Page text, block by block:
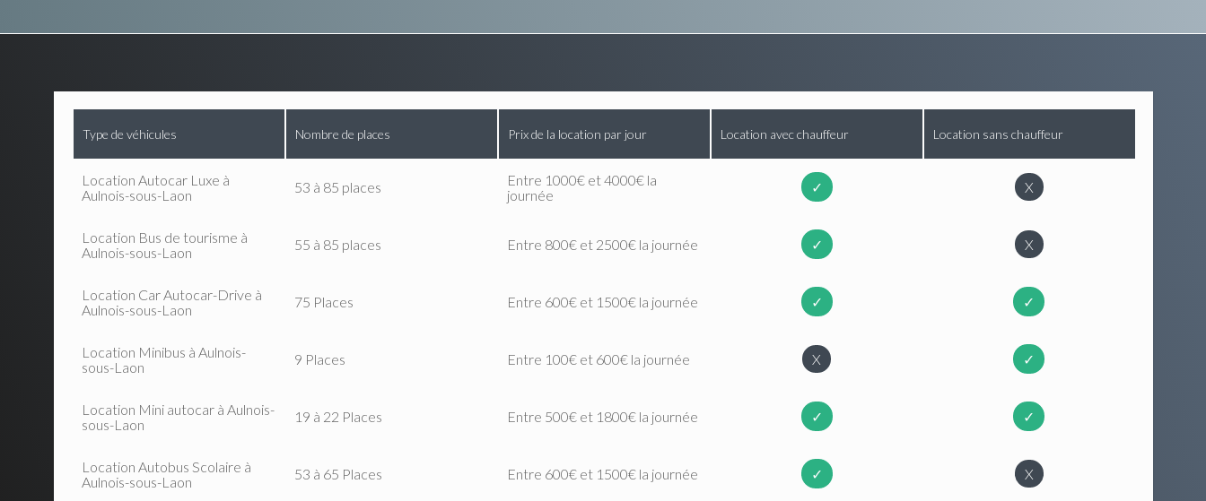
Type de véhicules Nombre de places Prix de la location par jour Location avec chauffeur Location sans chauffeur
Location Autocar Luxe à
Aulnois-sous-Laon
53 à 85 places
Entre 1000€ et 4000€ la
journée
✓ X
Location Bus de tourisme à
Aulnois-sous-Laon
55 à 85 places Entre 800€ et 2500€ la journée ✓ X
Location Car Autocar-Drive à
Aulnois-sous-Laon
75 Places Entre 600€ et 1500€ la journée ✓ ✓
Location Minibus à Aulnois-
sous-Laon
9 Places Entre 100€ et 600€ la journée X ✓
Location Mini autocar à Aulnois-
sous-Laon
19 à 22 Places Entre 500€ et 1800€ la journée ✓ ✓
Location Autobus Scolaire à
Aulnois-sous-Laon
53 à 65 Places Entre 600€ et 1500€ la journée ✓ X